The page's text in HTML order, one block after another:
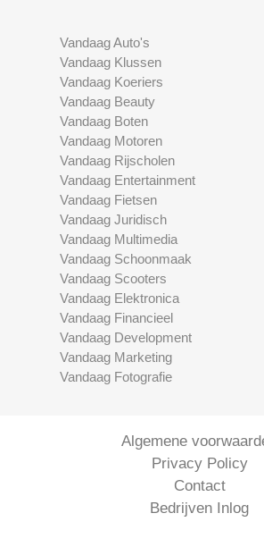
Vandaag Auto's
Vandaag Klussen
Vandaag Koeriers
Vandaag Beauty
Vandaag Boten
Vandaag Motoren
Vandaag Rijscholen
Vandaag Entertainment
Vandaag Fietsen
Vandaag Juridisch
Vandaag Multimedia
Vandaag Schoonmaak
Vandaag Scooters
Vandaag Elektronica
Vandaag Financieel
Vandaag Development
Vandaag Marketing
Vandaag Fotografie
Algemene
Privacy Policy
Contact
Bedrijven Inlog